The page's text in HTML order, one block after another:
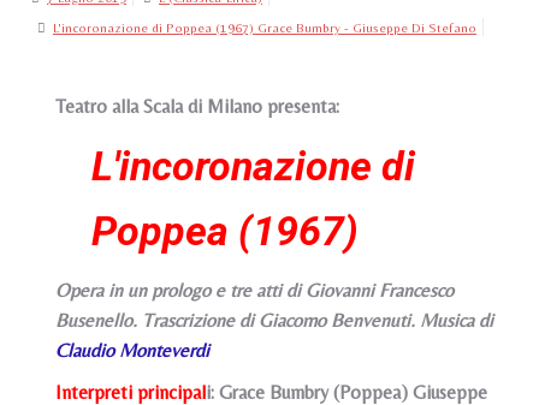
L'incoronazione di Poppea (1967) Grace Bumbry - Giuseppe Di Stefano
Teatro alla Scala di Milano presenta:
L'incoronazione di
Poppea (1967)
Opera in un prologo e tre atti di Giovanni Francesco
Busenello. Trascrizione di Giacomo Benvenuti. Musica di
Claudio Monteverdi
Interpreti principali: Grace Bumbry (Poppea) Giuseppe